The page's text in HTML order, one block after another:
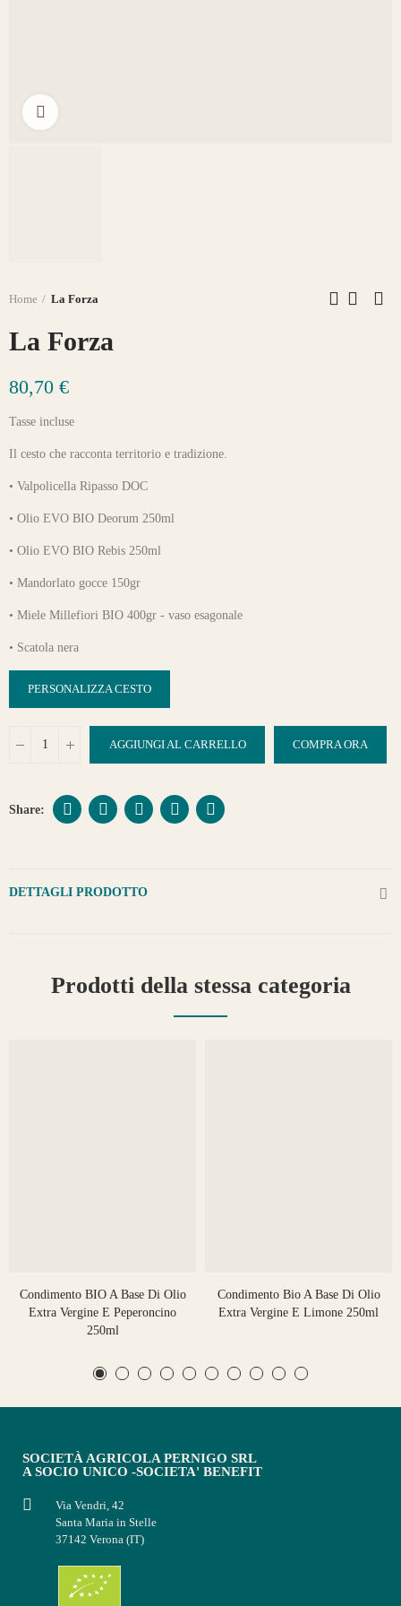
Home La Forza
La Forza
80,70 €
Tasse incluse
Il cesto che racconta territorio e tradizione.
• Valpolicella Ripasso DOC
• Olio EVO BIO Deorum 250ml
• Olio EVO BIO Rebis 250ml
• Mandorlato gocce 150gr
• Miele Millefiori BIO 400gr - vaso esagonale
• Scatola nera
PERSONALIZZA CESTO
AGGIUNGI AL CARRELLO COMPRA ORA
DETTAGLI PRODOTTO
Prodotti della stessa categoria
Condimento BIO A Base Di Olio
Extra Vergine E Peperoncino
250ml
Condimento Bio A Base Di Olio
Extra Vergine E Limone 250ml
SOCIETÀ AGRICOLA PERNIGO SRL
A SOCIO UNICO -SOCIETA' BENEFIT
Via Vendri, 42
Santa Maria in Stelle
37142 Verona (IT)